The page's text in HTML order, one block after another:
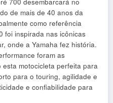
de mais de 40 anos da
como referência
foi inspirada nas icônicas
onde a Yamaha fez história.
foram as
motocicleta perfeita para
para o touring, agilidade e
e confiabilidade para